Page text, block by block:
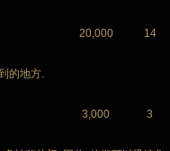
20,000 14
的地方.
3,000 3